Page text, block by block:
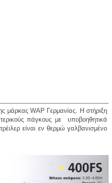
μάρκας WAP Γερμανίας. Η στήριξη
πάγκους με υποβοηθητικά
είναι εν θερμώ γαλβανισμένο